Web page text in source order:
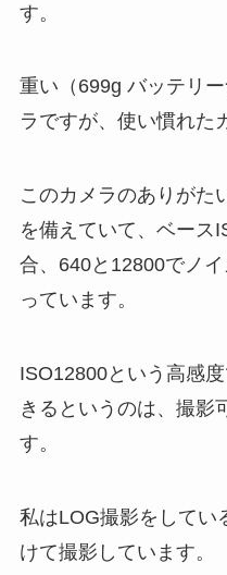
す。
重い（699g バッテリ
ラですが、使い慣れた
このカメラのありがた
を備えていて、ベース
合、640と12800でノ
っています。
ISO12800という高感
きるというのは、撮影
す。
私はLOG撮影をしてい
けて撮影しています。